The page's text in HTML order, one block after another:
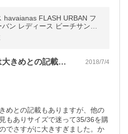
havaianas FLASH URBAN フ
ン レディース ビーチサンダ
限りゆうパケット発送)【hav4
こちらのレビューには大きめとの記載もあ… 2018/7/4
めとの記載もありますが、他の
もありサイズで迷って35/36を購
でさすがに大きすぎました。か